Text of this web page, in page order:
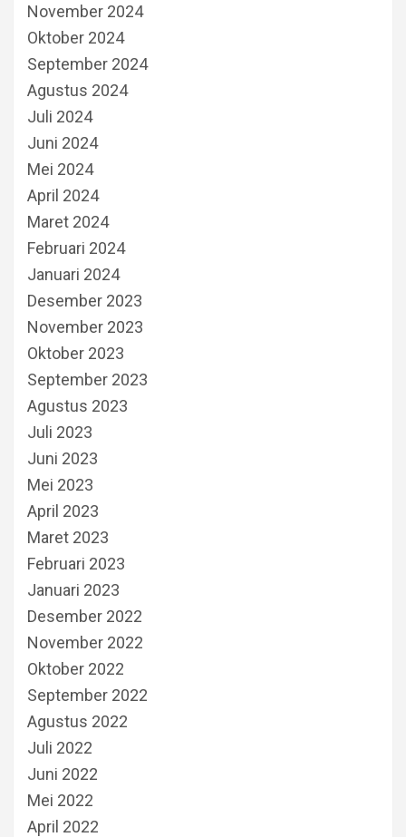
November 2024
Oktober 2024
September 2024
Agustus 2024
Juli 2024
Juni 2024
Mei 2024
April 2024
Maret 2024
Februari 2024
Januari 2024
Desember 2023
November 2023
Oktober 2023
September 2023
Agustus 2023
Juli 2023
Juni 2023
Mei 2023
April 2023
Maret 2023
Februari 2023
Januari 2023
Desember 2022
November 2022
Oktober 2022
September 2022
Agustus 2022
Juli 2022
Juni 2022
Mei 2022
April 2022